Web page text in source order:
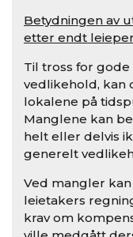
Betydningen av
etter endt
Til tross for
vedlikehold, kan
lokalene på
Manglene kan
helt eller delvis
generelt
Ved mangler
leietakers
krav om